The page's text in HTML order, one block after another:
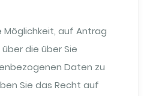
auf Antrag
die über Sie
Daten zu
Sie das Recht auf